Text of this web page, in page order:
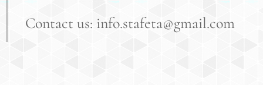
Contact us: info.stafeta@gmail.com